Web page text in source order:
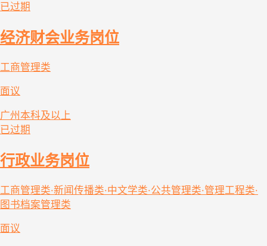
已过期
经济财会业务岗位
工商管理类
面议
广州 本科及以上
已过期
行政业务岗位
工商管理类·新闻传播类·中文学类·公共管理类·管理工程类·
图书档案管理类
面议